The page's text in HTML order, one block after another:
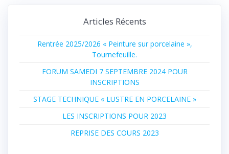
Articles Récents
Rentrée 2025/2026 « Peinture sur porcelaine »,
Tournefeuille.
FORUM SAMEDI 7 SEPTEMBRE 2024 POUR
INSCRIPTIONS
STAGE TECHNIQUE « LUSTRE EN PORCELAINE »
LES INSCRIPTIONS POUR 2023
REPRISE DES COURS 2023